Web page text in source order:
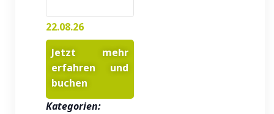
22.08.26
Jetzt mehr
erfahren und
buchen
Kategorien: